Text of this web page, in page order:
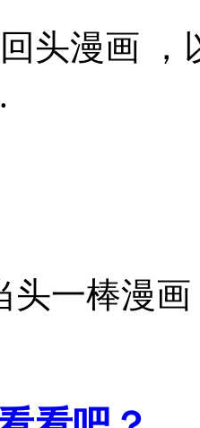
头漫画
头一棒漫画